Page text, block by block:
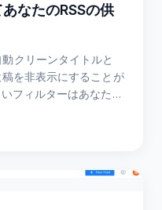
なたのRSSの供
クリーンタイトルと
を非表示にすることが
フィルターはあなたの